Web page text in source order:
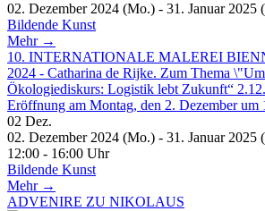
02. Dezember 2024 (Mo.) - 31. Januar
Bildende Kunst
Mehr →
10. INTERNATIONALE MALEREI
2024 - Catharina de Rijke. Zum Thema
Ökologiediskurs: Logistik lebt Zukunft“
Eröffnung am Montag, den 2. Dezember um
02 Dez.
02. Dezember 2024 (Mo.) - 31. Januar
12:00 - 16:00 Uhr
Bildende Kunst
Mehr →
ADVENIRE ZU NIKOLAUS